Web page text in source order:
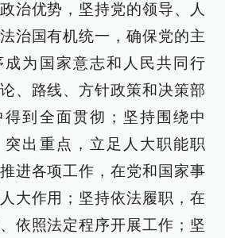
治优势，坚持党的领导、人
治国有机统一，确保党的主
为国家意志和人民共同行
、路线、方针政策和决策部
到全面贯彻；坚持围绕中
出重点，立足人大职能职
进各项工作，在党和国家事
大作用；坚持依法履职，在
依照法定程序开展工作；坚